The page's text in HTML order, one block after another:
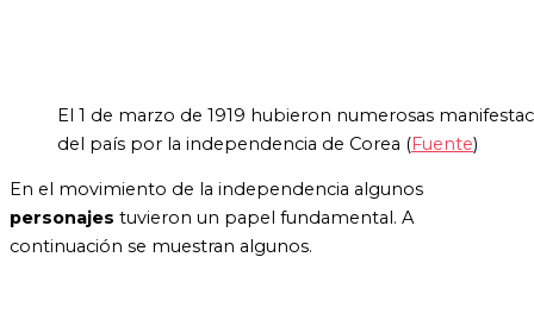
El 1 de marzo de 1919 hubieron numerosas
del país por la independencia de Corea (Fuente)
En el movimiento de la independencia algunos
personajes tuvieron un papel fundamental. A
continuación se muestran algunos.